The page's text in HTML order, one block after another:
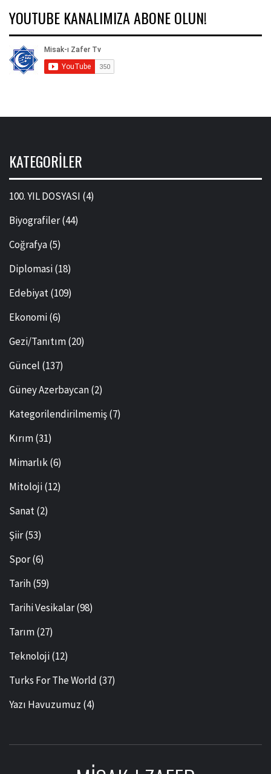
YOUTUBE KANALIMIZA ABONE OLUN!
KATEGORILER
100. YIL DOSYASI (4)
Biyografiler(44)
Coğrafya(5)
Diplomasi(18)
Edebiyat(109)
Ekonomi(6)
Gezi/Tanıtım(20)
Güncel (137)
Güney Azerbaycan(2)
Kategorilendirilmemiş(7)
Kırım(31)
Mimarlık(6)
Mitoloji(12)
Sanat(2)
Şiir(53)
Spor(6)
Tarih(59)
Tarihi Vesikalar(98)
Tarım(27)
Teknoloji(12)
Turks For The World (37)
Yazı Havuzumuz (4)